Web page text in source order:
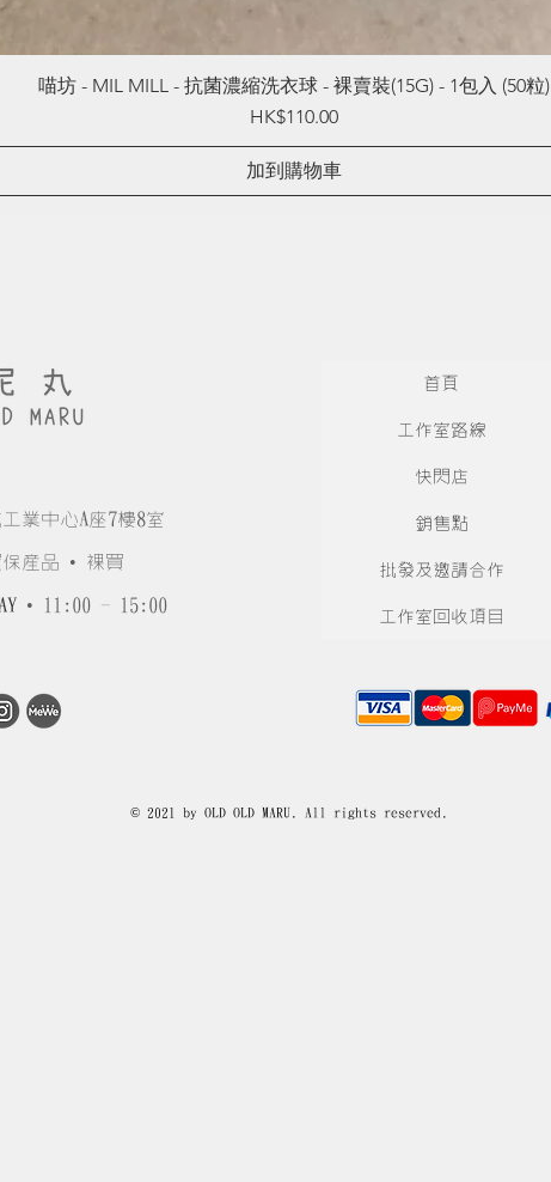
喵坊 - MIL MILL - 抗菌濃縮洗衣球 - 裸賣裝(15G) - 1包入 (50粒)
Price
HK$110.00
加到購物車
業中心A座7樓8室
產品 • 裸買
• 11:00 - 15:00
首頁
工作室路線
快閃店
銷售點
批發及邀請合作
工作室回收項目
© 2021 by OLD OLD MARU. All rights reserved.